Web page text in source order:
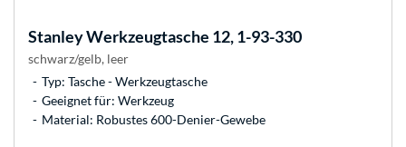
StanleyWerkzeugtasche 12, 1-93-330
schwarz/gelb, leer
Typ: Tasche - Werkzeugtasche
Geeignet für: Werkzeug
Material: Robustes 600-Denier-Gewebe